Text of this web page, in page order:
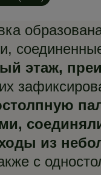
этаж,
из
с